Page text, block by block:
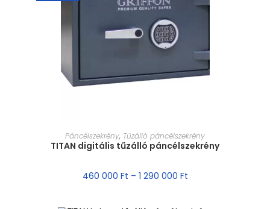
MÉRET VÁLASZTÁSA
Páncélszekrény, Tűzálló páncélszekrény
TITAN digitális tűzálló páncélszekrény
460 000 Ft – 1 290 000 Ft